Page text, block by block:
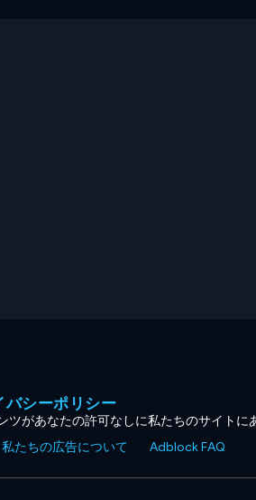
バシーポリシー
ツがあなたの許可なしに私たちのサイト
私たちの広告について Adblock FAQ